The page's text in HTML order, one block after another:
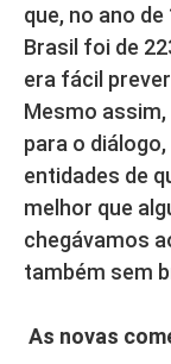
que, no ano
Brasil foi de
era fácil
Mesmo
para o
entidades de
melhor que
chegávamos
também sem
As novas